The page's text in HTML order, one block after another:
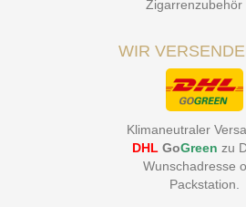
Zigarrenzubehör
WIR
Klimaneutraler
DHL GoGreen zu
Wunschadresse
Packstation